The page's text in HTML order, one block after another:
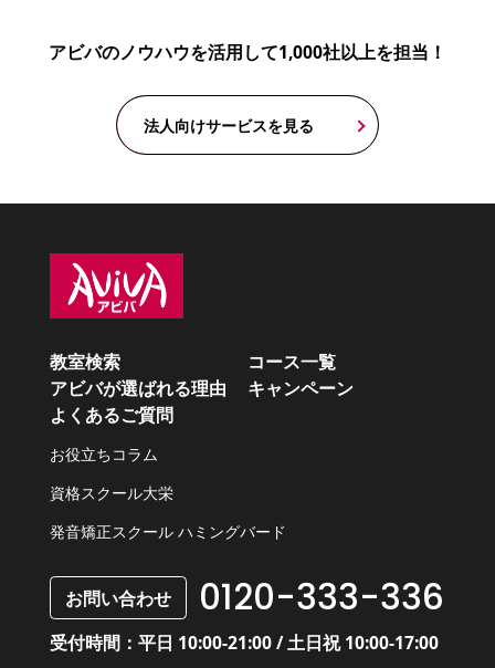
アビバのノウハウを活用して1,000社以上を担当！
法人向けサービスを見る
教室検索
コース一覧
アビバが選ばれる理由
キャンペーン
よくあるご質問
お役立ちコラム
資格スクール大栄
発音矯正スクール ハミングバード
お問い合わせ 0120-333-336
受付時間：平日 10:00-21:00 / 土日祝 10:00-17:00